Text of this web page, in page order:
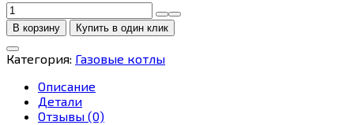
Количество
товара
Отопительный
котел
Bosch
Gaz
6000
В корзину Купить в один клик
Категория: Газовые котлы
Описание
Детали
Отзывы (0)